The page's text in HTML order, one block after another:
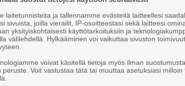
Chemical Warfaren määrätietoisen
laitetunnisteita ja tallennamme evästeitä laitteellesi
sivuista, joilla vierailit, IP-osoitteestasi sekä laitteesi
yksityiskohtaisesti käyttötarkoituksiin ja
välilehdellä. Hylkääminen voi vaikuttaa sivuston
voivat käsitellä tietoja myös ilman
peruste. Voit vastustaa tätä tai muuttaa asetuksiasi